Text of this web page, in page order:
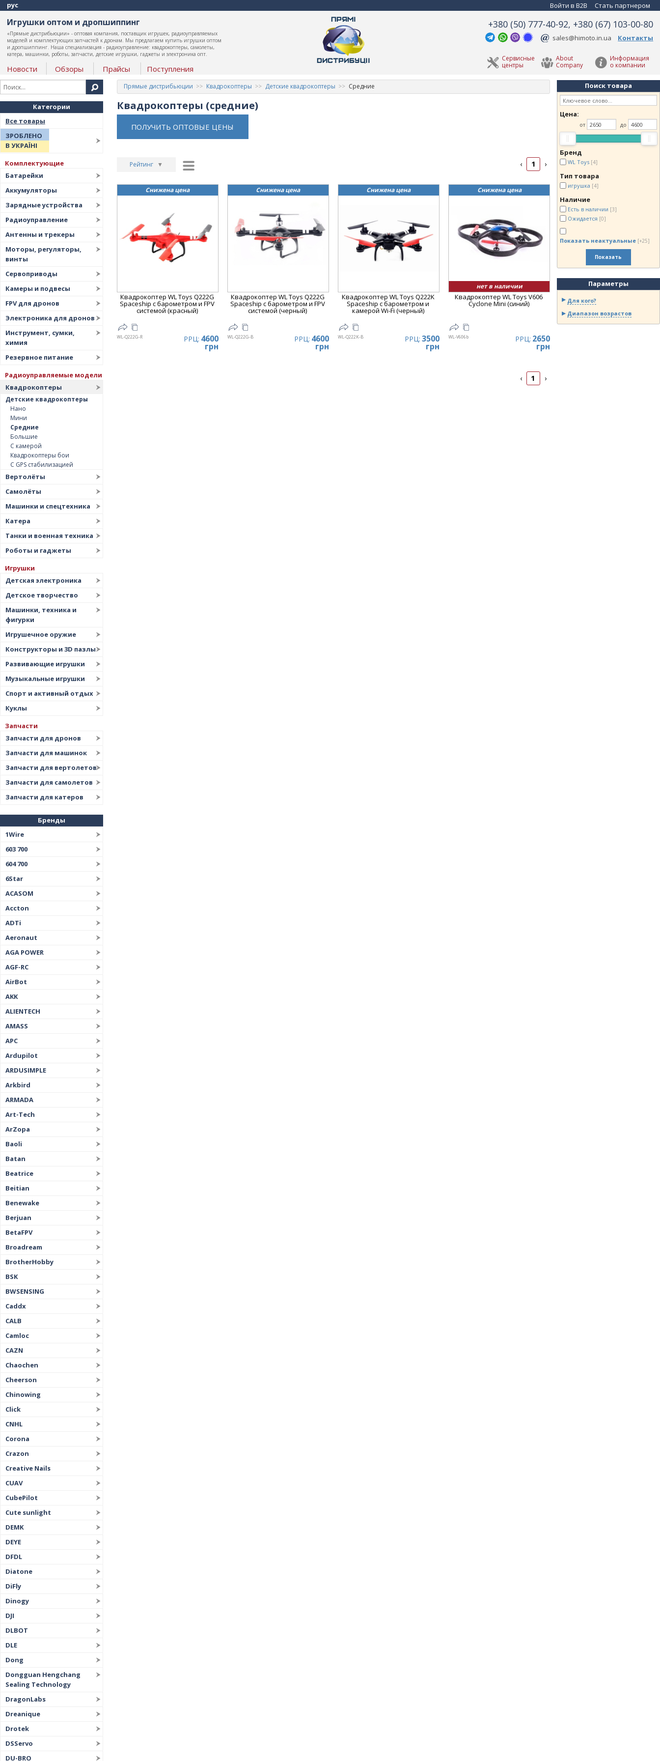
рус Войти в B2B Стать партнером
Игрушки оптом и дропшиппинг
«Прямые дистрибьюции» - оптовая компания, поставщик игрушек, радиоуправляемых
моделей и комплектующих запчастей к дронам. Мы предлагаем купить игрушки оптом
и дропшиппинг. Наша специализация - радиоуправление: квадрокоптеры, самолеты,
катера, машинки, роботы, запчасти, детские игрушки, гаджеты и электроника опт.
Новости Обзоры Прайсы Поступления
+380 (50) 777-40-92, +380 (67) 103-00-80
sales@himoto.in.ua Контакты
Информация
о компании
About
Company
Сервисные
центры
Категории
Все товары
ЗРОБЛЕНО
В УКРАЇНІ
Комплектующие
Батарейки
Аккумуляторы
Зарядные устройства
Радиоуправление
Антенны и трекеры
Моторы, регуляторы,
винты
Сервоприводы
Камеры и подвесы
FPV для дронов
Электроника для дронов
Инструмент, сумки,
химия
Резервное питание
Радиоуправляемые модели
Квадрокоптеры
Детские квадрокоптеры
Нано
Мини
Средние
Большие
С камерой
Квадрокоптеры бои
С GPS стабилизацией
Вертолёты
Самолёты
Машинки и спецтехника
Катера
Танки и военная техника
Роботы и гаджеты
Игрушки
Детская электроника
Детское творчество
Машинки, техника и
фигурки
Игрушечное оружие
Конструкторы и 3D пазлы
Развивающие игрушки
Музыкальные игрушки
Спорт и активный отдых
Куклы
Запчасти
Запчасти для дронов
Запчасти для машинок
Запчасти для вертолетов
Запчасти для самолетов
Запчасти для катеров
Бренды
1Wire
603 700
604 700
6Star
ACASOM
Accton
ADTi
Aeronaut
AGA POWER
AGF-RC
AirBot
AKK
ALIENTECH
AMASS
APC
Ardupilot
ARDUSIMPLE
Arkbird
ARMADA
Art-Tech
ArZopa
Baoli
Batan
Beatrice
Beitian
Benewake
Berjuan
BetaFPV
Broadream
BrotherHobby
BSK
BWSENSING
Caddx
CALB
Camloc
CAZN
Chaochen
Cheerson
Chinowing
Click
CNHL
Corona
Crazon
Creative Nails
CUAV
CubePilot
Cute sunlight
DEMK
DEYE
DFDL
Diatone
DiFly
Dinogy
DJI
DLBOT
DLE
Dong
Dongguan Hengchang
Sealing Technology
DragonLabs
Dreanique
Drotek
DSServo
DU-BRO
Прямые дистрибьюции Квадрокоптеры Детские квадрокоптеры Средние
Квадрокоптеры (средние)
ПОЛУЧИТЬ ОПТОВЫЕ ЦЕНЫ
Рейтинг ▼
Дата ▲
Цена
Цена ▼
‹ 1 ›
Снижена цена
Квадрокоптер WL Toys Q222G
Spaceship с барометром и FPV
системой (красный)
WL-Q222G-R РРЦ: 4600
грн
Снижена цена
Квадрокоптер WL Toys Q222G
Spaceship с барометром и FPV
системой (черный)
WL-Q222G-B РРЦ: 4600
грн
Снижена цена
Квадрокоптер WL Toys Q222K
Spaceship с барометром и
камерой Wi-Fi (черный)
WL-Q222K-B РРЦ: 3500
грн
Снижена цена
нет в наличии
Квадрокоптер WL Toys V606
Cyclone Mini (синий)
WL-V606b РРЦ: 2650
грн
‹ 1 ›
Поиск товара
Цена:
от до
Бренд
WL Toys [4]
Тип товара
игрушка [4]
Наличие
Есть в наличии [3]
Ожидается [0]
Показать неактуальные [+25]
Показать
Параметры
Для кого?
Диапазон возрастов